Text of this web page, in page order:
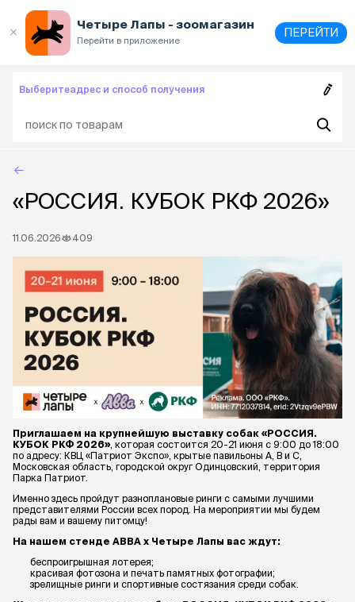
Четыре Лапы - зоомагазин
Перейти в приложение
ПЕРЕЙТИ
Выберитеадрес и способ получения
«РОССИЯ. КУБОК РКФ 2026»
11.06.2026 409
Приглашаем на крупнейшую выставку собак «РОССИЯ.
КУБОК РКФ 2026» , которая состоится 20-21 июня с 9:00 до 18:00
по адресу: КВЦ «Патриот Экспо», крытые павильоны А, В и С,
Московская область, городской округ Одинцовский, территория
Парка Патриот.
Именно здесь пройдут разноплановые ринги с самыми лучшими
представителями России всех пород. На мероприятии мы будем
рады вам и вашему питомцу!
На нашем стенде АВВА х Четыре Лапы вас ждут:
беспроигрышная лотерея;
красивая фотозона и печать памятных фотографии;
зрелищные ринги и спортивные состязания среди собак.